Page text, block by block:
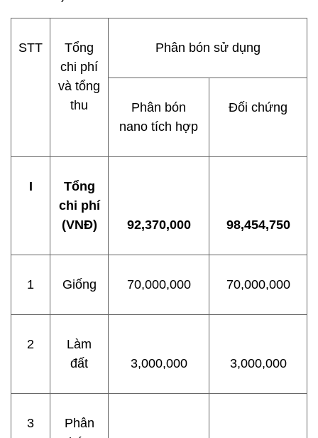
STT
Tổng
chi phí
và tổng
thu
Phân bón sử dụng
Phân bón
nano tích hợp
Đối chứng
I
Tổng
chi phí
(VNĐ)
92,370,000 98,454,750
1 Giống 70,000,000 70,000,000
2
Làm
đất
3,000,000 3,000,000
3
Phân